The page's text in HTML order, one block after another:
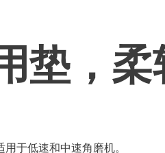
垫，柔
于低速和中速角磨机。